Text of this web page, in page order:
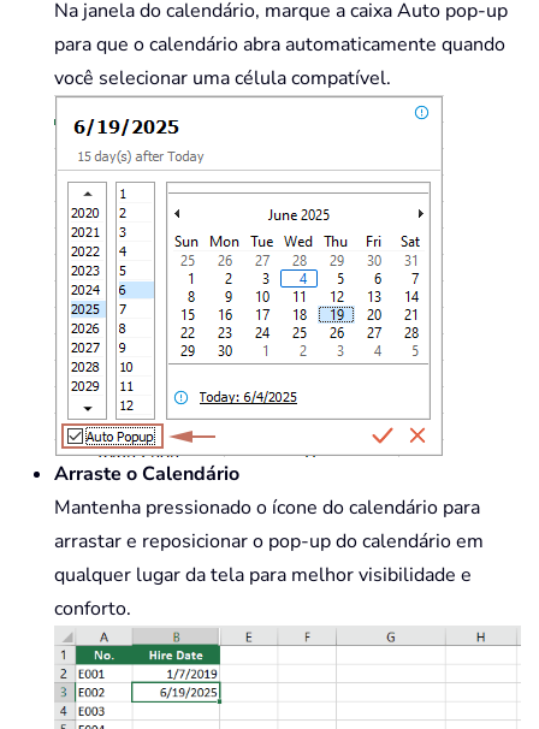
Na janela do calendário, marque a caixa Auto pop-up
para que o calendário abra automaticamente quando
você selecionar uma célula compatível.
Arraste o Calendário
Mantenha pressionado o ícone do calendário para
arrastar e reposicionar o pop-up do calendário em
qualquer lugar da tela para melhor visibilidade e
conforto.